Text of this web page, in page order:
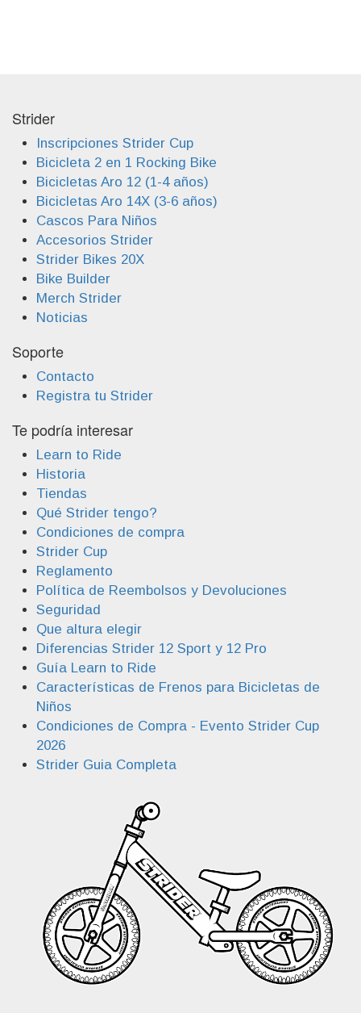
Strider
Inscripciones Strider Cup
Bicicleta 2 en 1 Rocking Bike
Bicicletas Aro 12 (1-4 años)
Bicicletas Aro 14X (3-6 años)
Cascos Para Niños
Accesorios Strider
Strider Bikes 20X
Bike Builder
Merch Strider
Noticias
Soporte
Contacto
Registra tu Strider
Te podría interesar
Learn to Ride
Historia
Tiendas
Qué Strider tengo?
Condiciones de compra
Strider Cup
Reglamento
Política de Reembolsos y Devoluciones
Seguridad
Que altura elegir
Diferencias Strider 12 Sport y 12 Pro
Guía Learn to Ride
Características de Frenos para Bicicletas de
Niños
Condiciones de Compra - Evento Strider Cup
2026
Strider Guia Completa